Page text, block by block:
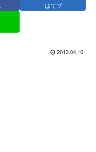
はてブ
2013.04.16